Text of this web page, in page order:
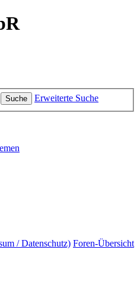
Suche Erweiterte Suche
/ Datenschutz) Foren-Übersicht